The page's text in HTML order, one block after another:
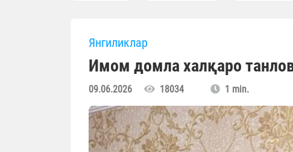
Янгиликлар
Имом домла халқаро
09.06.2026 18034 1 min.